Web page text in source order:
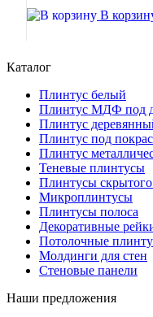
В
Каталог
Плинтус белый
Плинтус МДФ под
Плинтус
Плинтус под
Плинтус
Теневые плинтусы
Плинтусы
Микроплинтусы
Плинтусы полоса
Декоративные
Потолочные
Молдинги для стен
Стеновые панели
Наши предложения